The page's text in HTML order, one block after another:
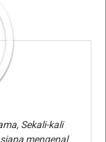
Sekali-kali
mengenal